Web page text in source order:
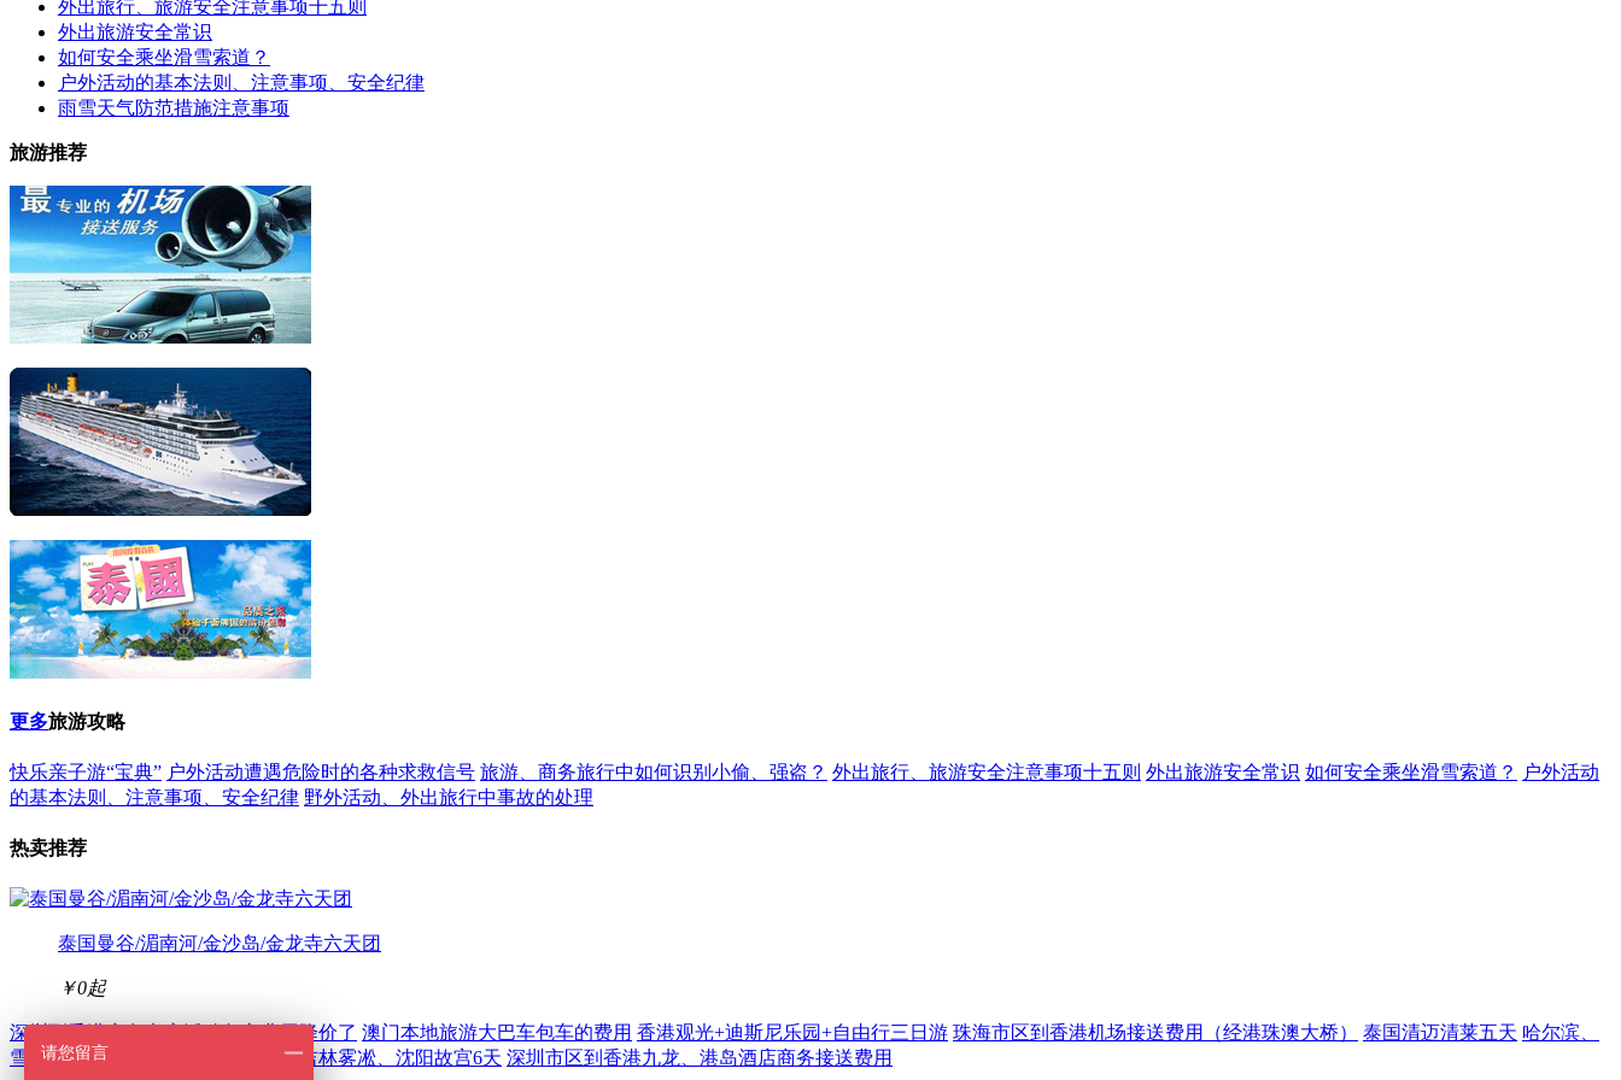
外出旅行、旅游安全注意事项十五则
外出旅游安全常识
如何安全乘坐滑雪索道？
户外活动的基本法则、注意事项、安全纪律
雨雪天气防范措施注意事项
旅游推荐
更多旅游攻略
快乐亲子游“宝典” 户外活动遭遇危险时的各种求救信号 旅游、商务旅行中如何识别小偷、强盗？ 外出旅行、旅游安全注意事项十五则 外出旅游安全常识 如何安全乘坐滑雪索道？
户外活动
的基本法则、注意事项、安全纪律 野外活动、外出旅行中事故的处理
热卖推荐
泰国曼谷/湄南河/金沙岛/金龙寺六天团
￥0起
深圳到香港商务考察活动包车费用降价了 澳门本地旅游大巴车包车的费用 香港观光+迪斯尼乐园+自由行三日游 珠海市区到香港机场接送费用（经港珠澳大桥） 泰国清迈清莱五天 哈尔滨、
雪乡、亚布力滑雪、长白山天池、吉林雾凇、沈阳故宫6天 深圳市区到香港九龙、港岛酒店商务接送费用
请您留言